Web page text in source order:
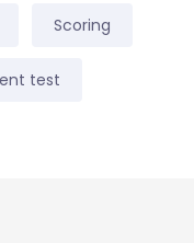
Scoring
test